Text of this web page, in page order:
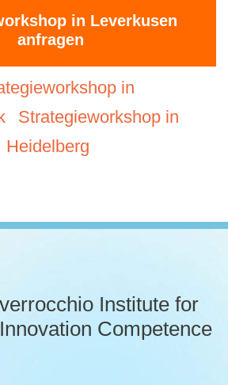
in Leverkusen
anfragen
in
Strategieworkshop in
Heidelberg
verrocchio Institute for
Innovation Competence